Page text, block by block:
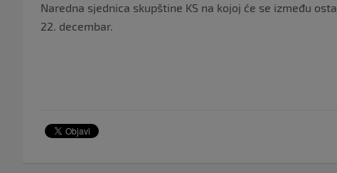
Naredna sjednica skupštine KS na kojoj će se između
22. decembar.